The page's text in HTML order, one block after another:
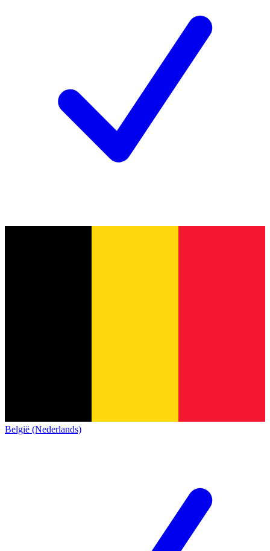
België (Nederlands)